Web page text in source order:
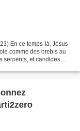
En ce temps-là, Jésus
comme des brebis au
serpents, et candides